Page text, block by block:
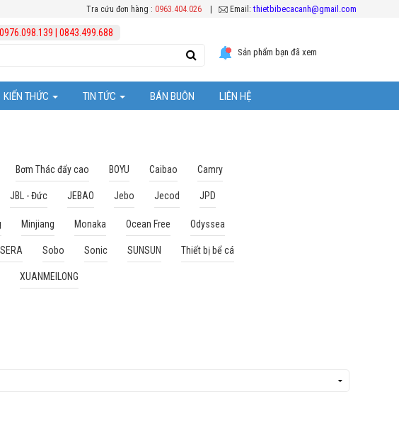
Tra cứu đơn hàng : 0963.404.026 Email:thietbibecacanh@gmail.com
Sản phẩm bạn đã xem
0976.098.139 |0843.499.688
KIẾN THỨC
Những chú ý trong việc chăm sóc cá Koi
Kiến thức hồ cá Koi
Kiến thức chăm sóc bể cá cảnh
TIN TỨC
Khuyến mại
BÁN BUÔN LIÊN HỆ
Bơm Thác đẩy cao BOYU Caibao Camry
JBL - Đức JEBAO Jebo Jecod JPD
Minjiang Monaka Ocean Free Odyssea
SERA Sobo Sonic SUNSUN Thiết bị bể cá
XUANMEILONG